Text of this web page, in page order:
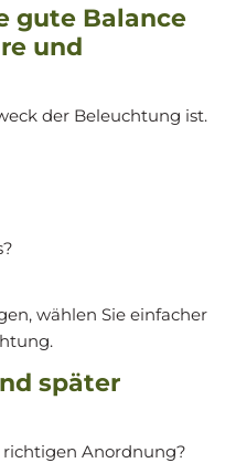
gute Balance
und
der Beleuchtung ist.
wählen Sie einfacher
später
richtigen Anordnung?